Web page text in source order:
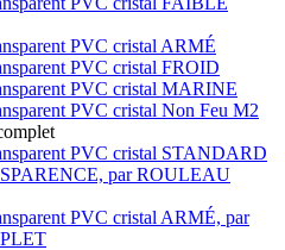
PVC cristal ARMÉ
PVC cristal FROID
PVC cristal MARINE
PVC cristal Non Feu M2
PVC cristal STANDARD
par ROULEAU
PVC cristal ARMÉ, par